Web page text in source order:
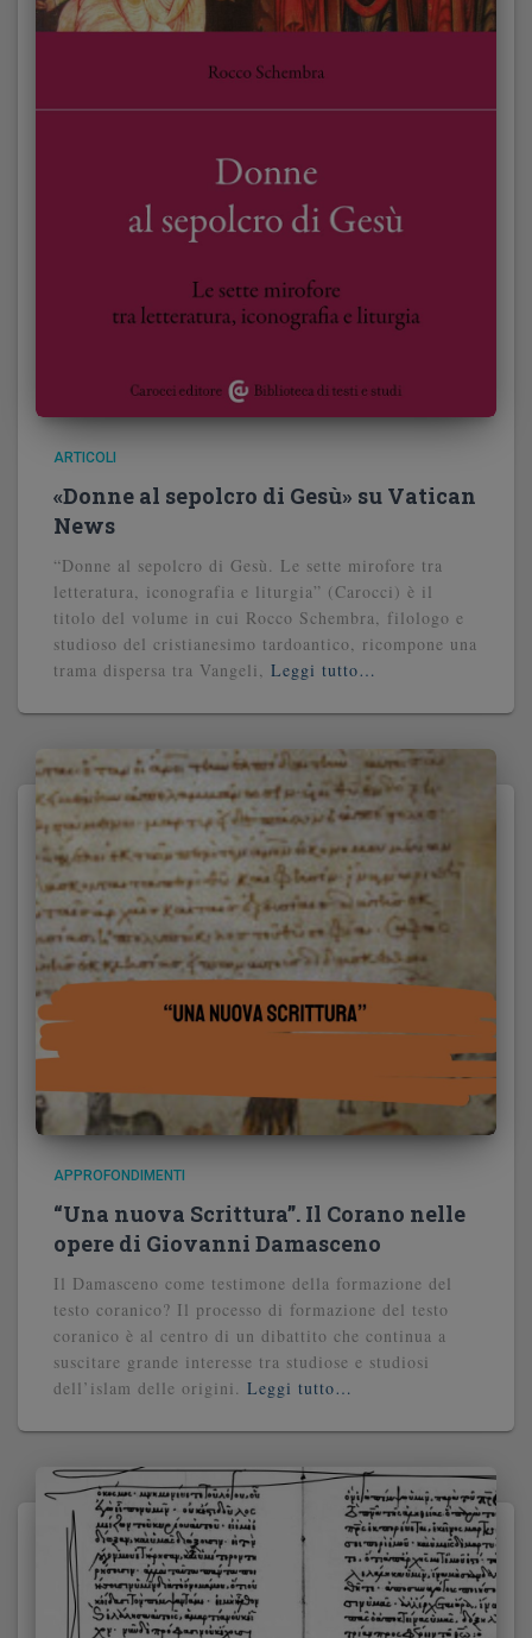
ARTICOLI
«Donne al sepolcro di Gesù» su Vatican
News
“Donne al sepolcro di Gesù. Le sette mirofore tra
letteratura, iconografia e liturgia” (Carocci) è il
titolo del volume in cui Rocco Schembra, filologo e
studioso del cristianesimo tardoantico, ricompone una
trama dispersa tra Vangeli,
Leggi tutto…
APPROFONDIMENTI
“Una nuova Scrittura”. Il Corano nelle
opere di Giovanni Damasceno
Il Damasceno come testimone della formazione del
testo coranico? Il processo di formazione del testo
coranico è al centro di un dibattito che continua a
suscitare grande interesse tra studiose e studiosi
dell’islam delle origini.
Leggi tutto…